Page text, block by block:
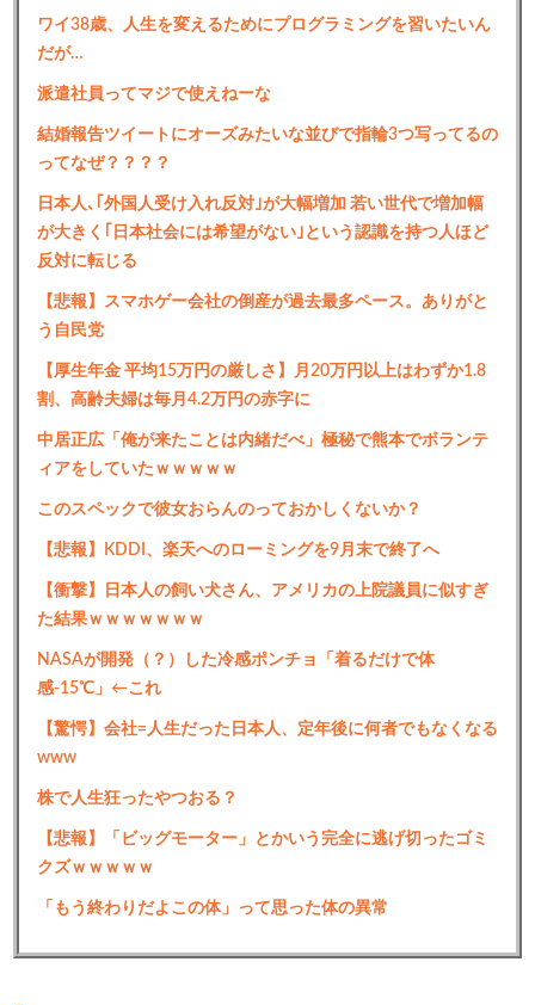
ワイ38歳、人生を変えるためにプログラミングを習いたいん
だが…
派遣社員ってマジで使えねーな
結婚報告ツイートにオーズみたいな並びで指輪3つ写ってるの
ってなぜ？？？？
日本人､｢外国人受け入れ反対｣が大幅増加 若い世代で増加幅
が大きく｢日本社会には希望がない｣という認識を持つ人ほど
反対に転じる
【悲報】スマホゲー会社の倒産が過去最多ペース。ありがと
う自民党
【厚生年金 平均15万円の厳しさ】月20万円以上はわずか1.8
割、高齢夫婦は毎月4.2万円の赤字に
中居正広「俺が来たことは内緒だべ」極秘で熊本でボランテ
ィアをしていたｗｗｗｗｗ
このスペックで彼女おらんのっておかしくないか？
【悲報】KDDI、楽天へのローミングを9月末で終了へ
【衝撃】日本人の飼い犬さん、アメリカの上院議員に似すぎ
た結果ｗｗｗｗｗｗｗ
NASAが開発（？）した冷感ポンチョ「着るだけで体
感-15℃」←これ
【驚愕】会社=人生だった日本人、定年後に何者でもなくなる
www
株で人生狂ったやつおる？
【悲報】「ビッグモーター」とかいう完全に逃げ切ったゴミ
クズｗｗｗｗｗ
「もう終わりだよこの体」って思った体の異常